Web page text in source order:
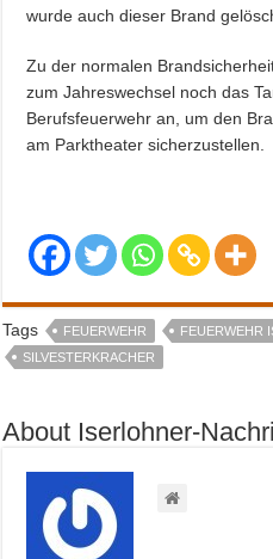
wurde auch dieser Brand
Zu der normalen
zum Jahreswechsel noch das
Berufsfeuerwehr an, um den
am Parktheater sicherzustellen.
Tags FEUERWEHR FEUERWEHR
SILVESTERKRACHER
About Iserlohner-